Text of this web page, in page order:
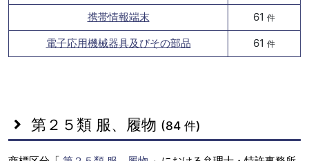
携帯情報端末 61 件
電子応用機械器具及びその部品 61 件
第２５類 服、履物 (84 件)